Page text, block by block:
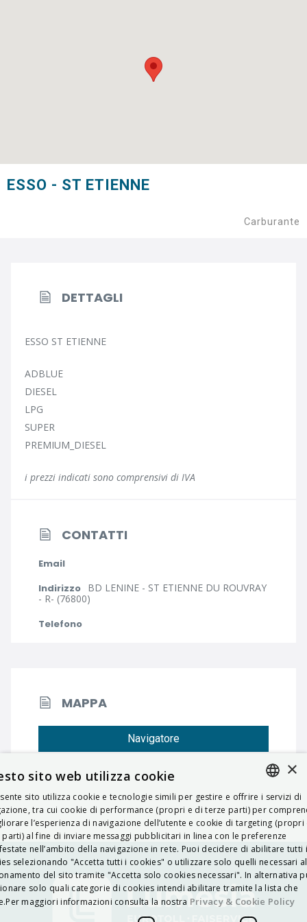
ESSO - ST ETIENNE
Carburante
DETTAGLI
ESSO ST ETIENNE
ADBLUE
DIESEL
LPG
SUPER
PREMIUM_DIESEL
i prezzi indicati sono comprensivi di IVA
CONTATTI
Email
Indirizzo BD LENINE - ST ETIENNE DU ROUVRAY
- R- (76800)
Telefono
MAPPA
Navigatore
ITALIAN
ENGLISH
FRENCH
HUNGARIAN
DEUTSCH
×
sito web utilizza cookie
sito utilizza cookie e tecnologie simili per gestire e offrire i servizi di
tra cui cookie di performance (propri e di terze parti) per
l’esperienza di navigazione dell’utente e cookie di targeting (propri
parti) al fine di inviare messaggi pubblicitari in linea con le preferenze
nell’ambito della navigazione in rete. Puoi decidere di abilitare tutti i
selezionando "Accetta tutti i cookies" o utilizzare solo quelli necessari al
del sito tramite "Accetta solo cookies necessari". In alternativa
solo quali categorie di cookies intendi abilitare tramite la lista che
maggiori informazioni consulta la nostra Privacy & Cookie Policy